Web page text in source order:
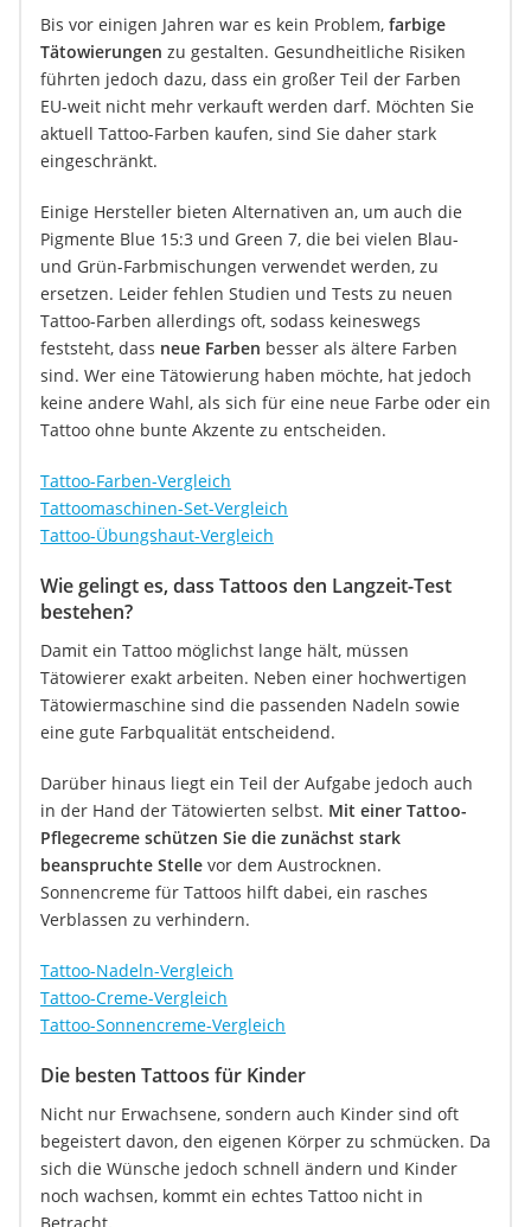
Bis vor einigen Jahren war es kein Problem, farbige
Tätowierungen zu gestalten. Gesundheitliche Risiken
führten jedoch dazu, dass ein großer Teil der Farben
EU-weit nicht mehr verkauft werden darf. Möchten Sie
aktuell Tattoo-Farben kaufen, sind Sie daher stark
eingeschränkt.
Einige Hersteller bieten Alternativen an, um auch die
Pigmente Blue 15:3 und Green 7, die bei vielen Blau-
und Grün-Farbmischungen verwendet werden, zu
ersetzen. Leider fehlen Studien und Tests zu neuen
Tattoo-Farben allerdings oft, sodass keineswegs
feststeht, dass neue Farben besser als ältere Farben
sind. Wer eine Tätowierung haben möchte, hat jedoch
keine andere Wahl, als sich für eine neue Farbe oder ein
Tattoo ohne bunte Akzente zu entscheiden.
Tattoo-Farben-Vergleich
Tattoomaschinen-Set-Vergleich
Tattoo-Übungshaut-Vergleich
Wie gelingt es, dass Tattoos den Langzeit-Test
bestehen?
Damit ein Tattoo möglichst lange hält, müssen
Tätowierer exakt arbeiten. Neben einer hochwertigen
Tätowiermaschine sind die passenden Nadeln sowie
eine gute Farbqualität entscheidend.
Darüber hinaus liegt ein Teil der Aufgabe jedoch auch
in der Hand der Tätowierten selbst. Mit einer Tattoo-
Pflegecreme schützen Sie die zunächst stark
beanspruchte Stelle vor dem Austrocknen.
Sonnencreme für Tattoos hilft dabei, ein rasches
Verblassen zu verhindern.
Tattoo-Nadeln-Vergleich
Tattoo-Creme-Vergleich
Tattoo-Sonnencreme-Vergleich
Die besten Tattoos für Kinder
Nicht nur Erwachsene, sondern auch Kinder sind oft
begeistert davon, den eigenen Körper zu schmücken. Da
sich die Wünsche jedoch schnell ändern und Kinder
noch wachsen, kommt ein echtes Tattoo nicht in